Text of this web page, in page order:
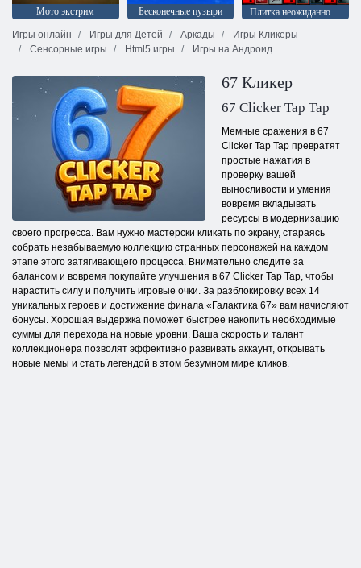
Мото экстрим Бесконечные пузыри
Плитка неожиданностей
Игры онлайн
Игры для Детей Аркады
Игры Кликеры
Сенсорные игры
Html5 игры Игры на Андроид
67 Кликер
67 Clicker Tap Tap
Мемные сражения в 67
Clicker Tap Tap превратят
простые нажатия в
проверку вашей
выносливости и умения
вовремя вкладывать
ресурсы в модернизацию
своего прогресса. Вам нужно мастерски кликать по экрану, стараясь
собрать незабываемую коллекцию странных персонажей на каждом
этапе этого затягивающего процесса. Внимательно следите за
балансом и вовремя покупайте улучшения в 67 Clicker Tap Tap, чтобы
нарастить силу и получить игровые очки. За разблокировку всех 14
уникальных героев и достижение финала «Галактика 67» вам начисляют
бонусы. Хорошая выдержка поможет быстрее накопить необходимые
суммы для перехода на новые уровни. Ваша скорость и талант
коллекционера позволят эффективно развивать аккаунт, открывать
новые мемы и стать легендой в этом безумном мире кликов.